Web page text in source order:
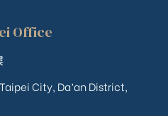
Office
City, Da’an District,